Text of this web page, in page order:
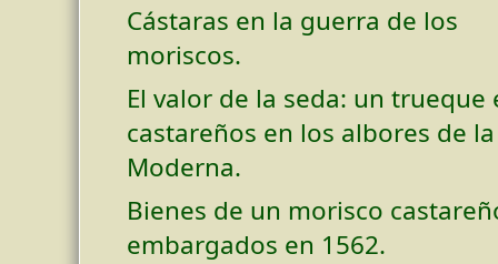
Cástaras en la guerra de los
moriscos.
El valor de la seda: un trueque
castareños en los albores de
Moderna.
Bienes de un morisco
embargados en 1562.